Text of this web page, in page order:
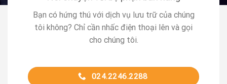
Bạn có hứng thú với dịch vụ lưu trữ của chúng
tôi không? Chỉ cần nhấc điện thoại lên và gọi
cho chúng tôi.
024.2246.2288